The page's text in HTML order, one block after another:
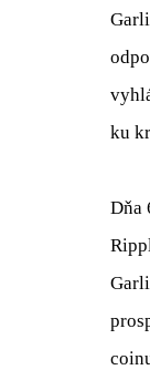
ku
Dňa